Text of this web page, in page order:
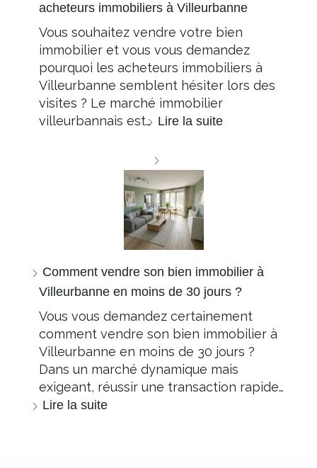
acheteurs immobiliers à Villeurbanne
Vous souhaitez vendre votre bien
immobilier et vous vous demandez
pourquoi les acheteurs immobiliers à
Villeurbanne semblent hésiter lors des
visites ? Le marché immobilier
villeurbannais est… Lire la suite
Comment vendre son bien immobilier à
Villeurbanne en moins de 30 jours ?
Vous vous demandez certainement
comment vendre son bien immobilier à
Villeurbanne en moins de 30 jours ?
Dans un marché dynamique mais
exigeant, réussir une transaction rapide…
Lire la suite